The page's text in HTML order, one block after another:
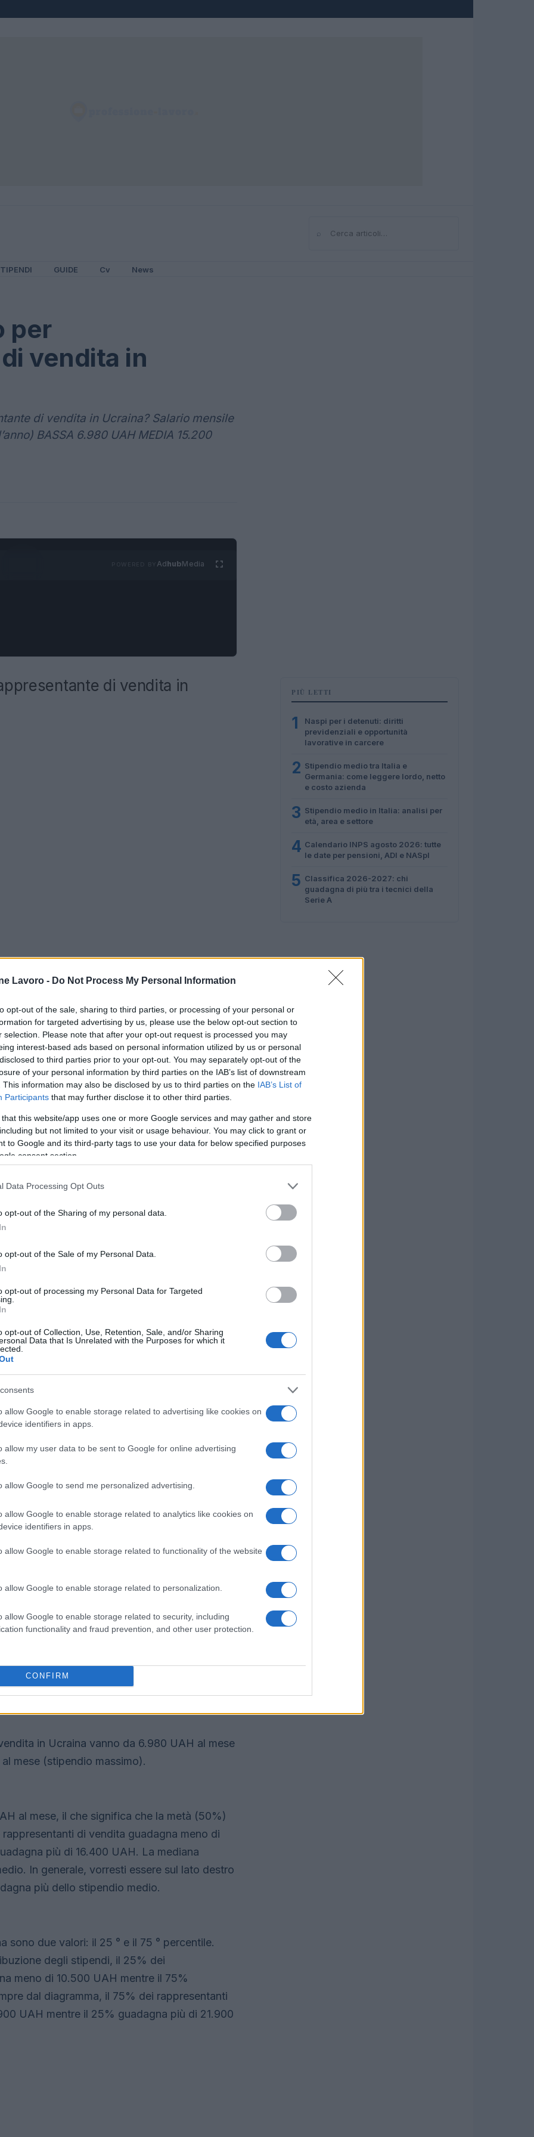
Lavoro - Do Not Process My Personal Information
opt-out of the sale, sharing to third parties, or processing of your personal or
for targeted advertising by us, please use the below opt-out section to
selection. Please note that after your opt-out request is processed you may
interest-based ads based on personal information utilized by us or personal
to third parties prior to your opt-out. You may separately opt-out of the
of your personal information by third parties on the IAB’s list of downstream
This information may also be disclosed by us to third parties on the IAB’s List of
Participants that may further disclose it to other third parties.
that this website/app uses one or more Google services and may gather and store
but not limited to your visit or usage behaviour. You may click to grant or
to Google and its third-party tags to use your data for below specified purposes
consent section.
Data Processing Opt Outs
opt-out of the Sharing of my personal data.
opt-out of the Sale of my Personal Data.
opt-out of processing my Personal Data for Targeted
opt-out of Collection, Use, Retention, Sale, and/or Sharing
Data that Is Unrelated with the Purposes for which it
allow Google to enable storage related to advertising like cookies on
identifiers in apps.
allow my user data to be sent to Google for online advertising
allow Google to send me personalized advertising.
allow Google to enable storage related to analytics like cookies on
identifiers in apps.
allow Google to enable storage related to functionality of the website
allow Google to enable storage related to personalization.
allow Google to enable storage related to security, including
functionality and fraud prevention, and other user protection.
CONFIRM
⌕Cerca
GUIDE Cv News
per
vendita in
di vendita in Ucraina? Salario mensile
BASSA 6.980 UAH MEDIA 15.200
AdhubMedia
di vendita in
di vendita
include alloggio, trasporti e altri benefici. Gli
drasticamente in base all’esperienza, alle
seguito troverai una ripartizione dettagliata
di vendita in
e l’intervallo
in Ucraina vanno da 6.980 UAH al mese
mese (stipendio massimo).
al mese, il che significa che la metà (50%)
di vendita guadagna meno di
più di 16.400 UAH. La mediana
In generale, vorresti essere sul lato destro
più dello stipendio medio.
sono due valori: il 25 ° e il 75 ° percentile.
degli stipendi, il 25% dei
meno di 10.500 UAH mentre il 75%
dal diagramma, il 75% dei rappresentanti
UAH mentre il 25% guadagna più di 21.900
PIÙ LETTI
1
Naspi per i detenuti: diritti
previdenziali e opportunità
lavorative in carcere
2 Stipendio medio tra Italia e
Germania: come leggere lordo, netto
e costo azienda
3 Stipendio medio in Italia: analisi per
età, area e settore
4 Calendario INPS agosto 2026: tutte
le date per pensioni, ADI e NASpI
5 Classifica 2026-2027: chi
guadagna di più tra i tecnici della
Serie A